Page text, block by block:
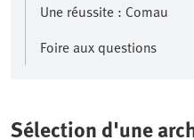
Une réussite : Comau
Foire aux questions
Sélection d'une